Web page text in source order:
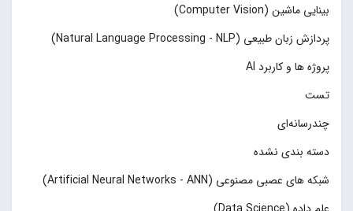
بینایی ماشین (Computer Vision)
پردازش زبان طبیعی (Natural Language Processing - NLP)
پروژه ها و کاربرد AI
تست
چند‌‌رسانه‌ای
دسته بندی نشده
شبکه های عصبی مصنوعی (Artificial Neural Networks - ANN)